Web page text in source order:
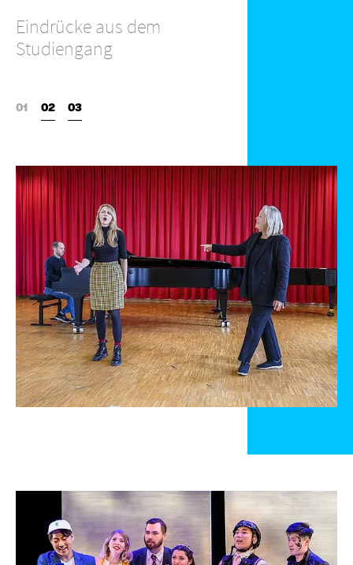
Eindrücke aus dem
Studiengang